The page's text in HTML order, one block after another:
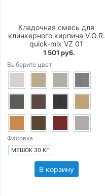
Кладочная смесь для
клинкерного кирпича V.O.R.
quick-mix VZ 01
1 501 руб.
Выберите цвет
Фасовка
МЕШОК 30 КГ
В корзину